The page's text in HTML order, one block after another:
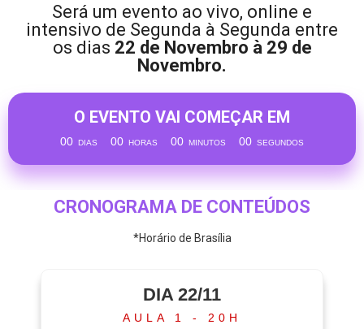
Será um evento ao vivo, online e
intensivo de Segunda à Segunda entre
os dias 22 de Novembro à 29 de
Novembro.
O EVENTO VAI COMEÇAR EM
00 DIAS 00 HORAS 00 MINUTOS 00 SEGUNDOS
CRONOGRAMA DE CONTEÚDOS
*Horário de Brasília
DIA 22/11
AULA 1 - 20H